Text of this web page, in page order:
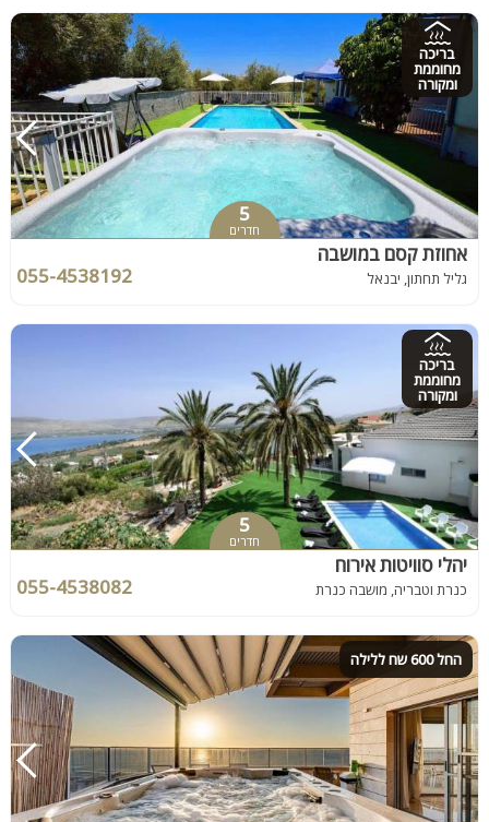
בריכה
מחוממת
ומקורה
5
חדרים
אחוזת קסם במושבה
גליל תחתון, יבנאל 055-4538192
בריכה
מחוממת
ומקורה
5
חדרים
יהלי סוויטות אירוח
כנרת וטבריה, מושבה כנרת 055-4538082
החל 600 שח ללילה